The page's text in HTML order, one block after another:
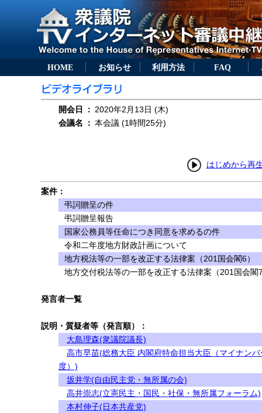
HOME お知らせ 利用方法 FAQ
開会日 ： 2020年2月13日 (木)
会議名
： 本会議 (1時間25分)
はじめから再
案件：
弔詞贈呈の件
弔詞贈呈報告
国家公務員等任命につき同意を求めるの件
令和二年度地方財政計画について
地方税法等の一部を改正する法律案（201国会閣6）
地方交付税法等の一部を改正する法律案（201国会閣
発言者一覧
説明・質疑者等（発言順）：
大島理森(衆議院議長)
高市早苗(総務大臣 内閣府特命担当大臣（マイナンバ
度）)
坂井学(自由民主党・無所属の会)
高井崇志(立憲民主・国民・社保・無所属フォーラム)
本村伸子(日本共産党)